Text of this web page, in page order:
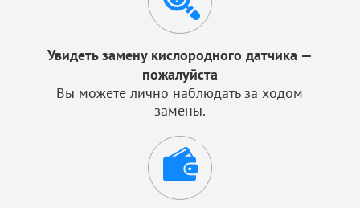
Увидеть замену кислородного датчика —
пожалуйста
Вы можете лично наблюдать за ходом
замены.